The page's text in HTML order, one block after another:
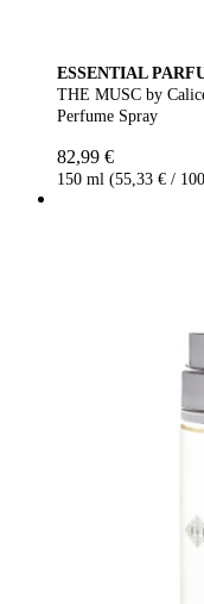
ESSENTIAL
THE MUSC by
Perfume Spray
82,99 €
150 ml (55,33 € /